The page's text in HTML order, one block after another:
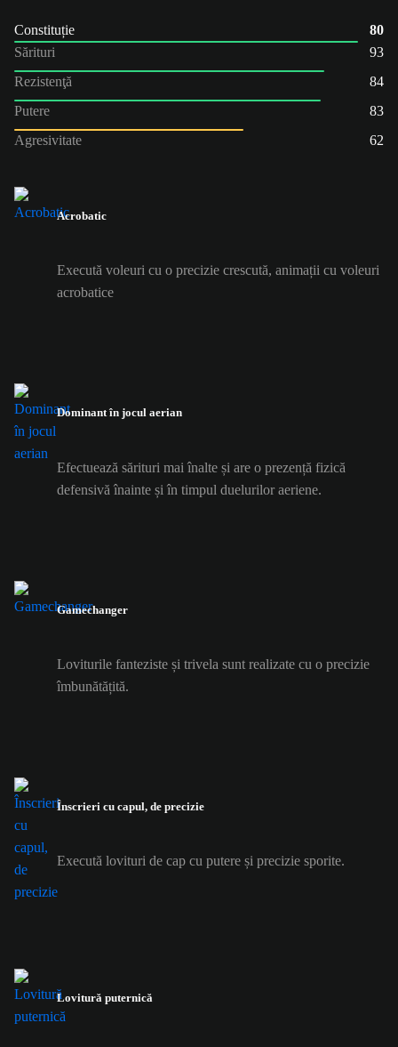
Constituție
80
Sărituri
93
Rezistenţă
84
Putere
83
Agresivitate
62
Acrobatic
Execută voleuri cu o precizie crescută, animații cu voleuri
acrobatice
Dominant în jocul aerian
Efectuează sărituri mai înalte și are o prezență fizică
defensivă înainte și în timpul duelurilor aeriene.
Gamechanger
Loviturile fanteziste și trivela sunt realizate cu o precizie
îmbunătățită.
Înscrieri cu capul, de precizie
Execută lovituri de cap cu putere și precizie sporite.
Lovitură puternică